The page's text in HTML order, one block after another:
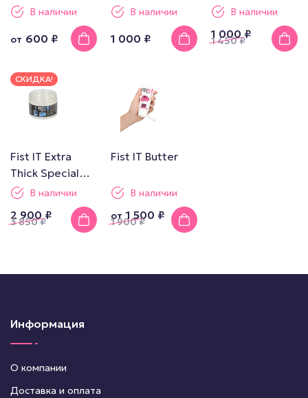
В наличии
от 600 ₽
ml В наличии
1 000 ₽
В наличии
1 000 ₽
1 450₽
СКИДКА!
Fist IT Extra
Thick Special
Edition 500ml
В наличии
2 900 ₽
3 850₽
Fist IT Butter
В наличии
от 1 500 ₽
1 900₽
Информация
О компании
Доставка и оплата